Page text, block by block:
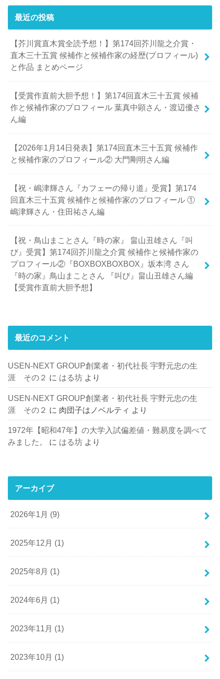
最近の投稿
【芥川賞直木賞全読予想！】第174回芥川龍之介賞・
直木三十五賞 候補作と候補作家の経歴(プロフィール)
と作品 まとめページ
【受賞作直前大胆予想！】第174回直木三十五賞 候補
作と候補作家のプロフィール 葉真中顕さん・渡辺優さ
ん編
【2026年1月14日発表】第174回直木三十五賞 候補作
と候補作家のプロフィール② 大門剛明さん編
【祝・嶋津輝さん『カフェーの帰り道』受賞】第174
回直木三十五賞 候補作と候補作家のプロフィール ①
嶋津輝さん・住田祐さん編
【祝・鳥山まことさん『時の家』 畠山丑雄さん『叫
び』受賞】第174回芥川龍之介賞 候補作と候補作家の
プロフィール②『BOXBOXBOXBOX』坂本湾 さん
『時の家』鳥山まことさん 『叫び』畠山丑雄さん編
【受賞作直前大胆予想】
最近のコメント
USEN-NEXT GROUP創業者・初代社長 宇野元忠の生
涯 その２ に はる坊 より
USEN-NEXT GROUP創業者・初代社長 宇野元忠の生
涯 その２ に 肉団子はノベルティ より
1972年【昭和47年】の大学入試偏差値・難易度を調べて
みました。
に はる坊 より
アーカイブ
2026年1月 (9)
2025年12月 (1)
2025年8月 (1)
2024年6月 (1)
2023年11月 (1)
2023年10月 (1)